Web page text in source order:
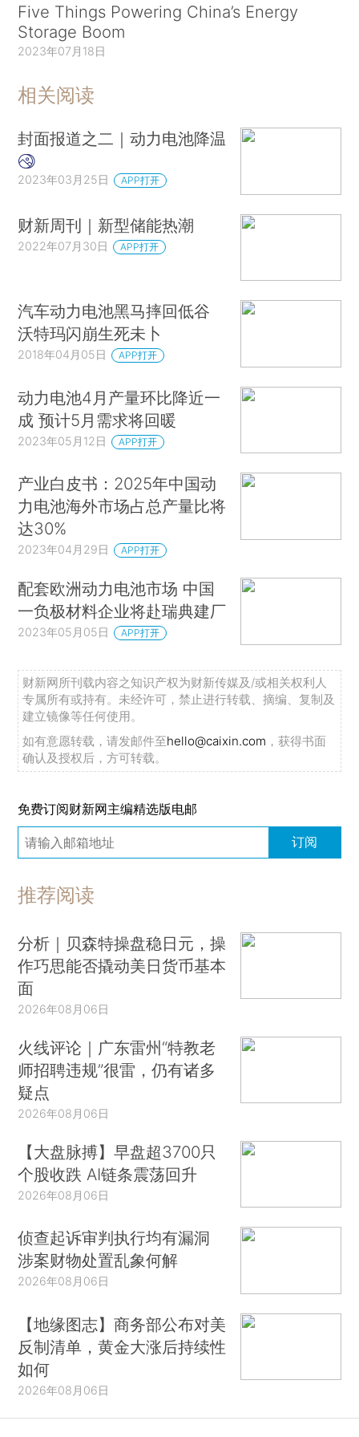
Five Things Powering China’s Energy
Storage Boom
2023年07月18日
相关阅读
封面报道之二｜动力电池降温
2023年03月25日 APP打开
财新周刊｜新型储能热潮
2022年07月30日 APP打开
汽车动力电池黑马摔回低谷
沃特玛闪崩生死未卜
2018年04月05日 APP打开
动力电池4月产量环比降近一
成 预计5月需求将回暖
2023年05月12日 APP打开
产业白皮书：2025年中国动
力电池海外市场占总产量比将
达30%
2023年04月29日 APP打开
配套欧洲动力电池市场 中国
一负极材料企业将赴瑞典建厂
2023年05月05日 APP打开
财新网所刊载内容之知识产权为财新传媒及/或相关权利人
专属所有或持有。未经许可，禁止进行转载、摘编、复制及
建立镜像等任何使用。
如有意愿转载，请发邮件至hello@caixin.com ，获得书面
确认及授权后，方可转载。
免费订阅财新网主编精选版电邮
订阅
推荐阅读
分析｜贝森特操盘稳日元，操
作巧思能否撬动美日货币基本
面
2026年08月06日
火线评论｜广东雷州“特教老
师招聘违规”很雷，仍有诸多
疑点
2026年08月06日
【大盘脉搏】早盘超3700只
个股收跌 AI链条震荡回升
2026年08月06日
侦查起诉审判执行均有漏洞
涉案财物处置乱象何解
2026年08月06日
【地缘图志】商务部公布对美
反制清单，黄金大涨后持续性
如何
2026年08月06日